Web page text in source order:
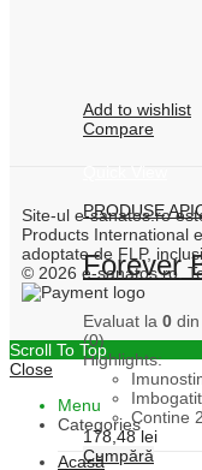
Add to wishlist
Compare
PRODUSE
Forever
Evaluat la 0 din
(0)
Highlights:
Contine
178,48lei
Cumpără
Site-ul e-sanatos.ro
Products International
adoptate de FLP,
© 2026 e-sanatos.ro.
Scroll To Top
Close
Menu
Categories
Acasă